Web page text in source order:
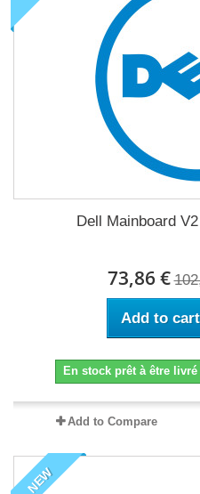
Dell Mainboard
73,86 €
Add to cart
En stock prêt à être
Add to Compare
NEW